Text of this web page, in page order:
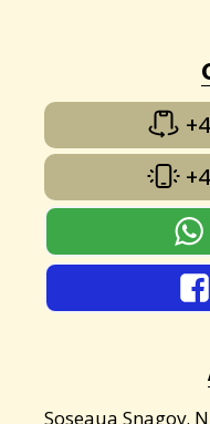
Soseaua Snagov.